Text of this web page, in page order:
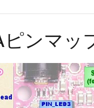
ピンマッ